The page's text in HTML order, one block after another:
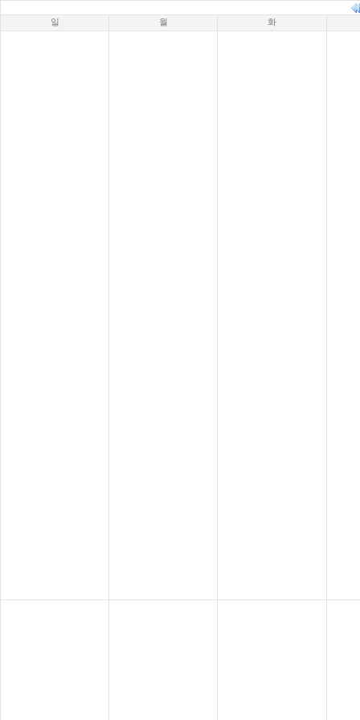
일 월 화